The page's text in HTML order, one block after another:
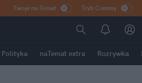
Twoje na:Temat Tryb Ciemny
Polityka naTemat extra Rozrywka